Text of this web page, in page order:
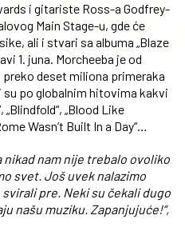
i gitariste Ross-a Godfrey-
Main Stage-u, gde će
ali i stvari sa albuma „Blaze
1. juna. Morcheeba je od
preko deset miliona primeraka
po globalnim hitovima kakvi
„Blindfold“, „Blood Like
Wasn’t Built In a Day“…
nikad nam nije trebalo ovoliko
svet. Još uvek nalazimo
pre. Neki su čekali dugo
našu muziku. Zapanjujuće!“,